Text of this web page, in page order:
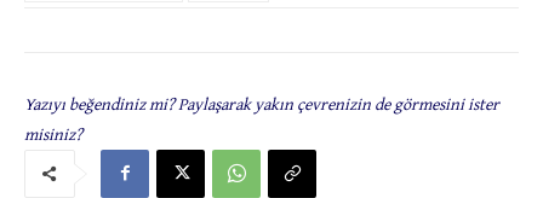
Yazıyı beğendiniz mi? Paylaşarak yakın çevrenizin de görmesini ister
misiniz?